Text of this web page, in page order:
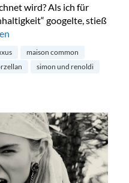
wird? Als ich für
googelte, stieß
und Luxus – ein
maison common
simon und renoldi